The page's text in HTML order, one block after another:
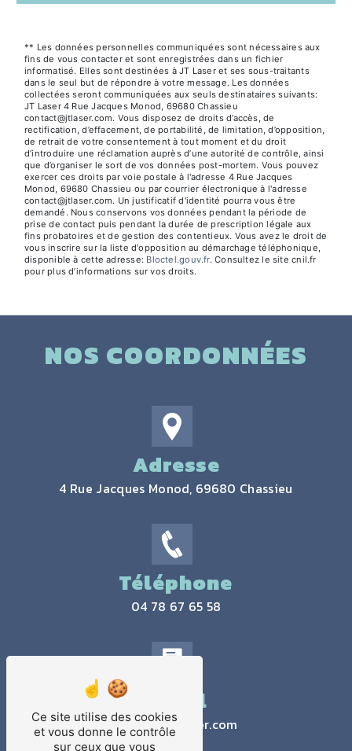
** Les données personnelles communiquées sont nécessaires aux
fins de vous contacter et sont enregistrées dans un fichier
informatisé. Elles sont destinées à JT Laser et ses sous-traitants
dans le seul but de répondre à votre message. Les données
collectées seront communiquées aux seuls destinataires suivants:
JT Laser 4 Rue Jacques Monod, 69680 Chassieu
contact@jtlaser.com. Vous disposez de droits d’accès, de
rectification, d’effacement, de portabilité, de limitation, d’opposition,
de retrait de votre consentement à tout moment et du droit
d’introduire une réclamation auprès d’une autorité de contrôle, ainsi
que d’organiser le sort de vos données post-mortem. Vous pouvez
exercer ces droits par voie postale à l'adresse 4 Rue Jacques
Monod, 69680 Chassieu ou par courrier électronique à l'adresse
contact@jtlaser.com. Un justificatif d'identité pourra vous être
demandé. Nous conservons vos données pendant la période de
prise de contact puis pendant la durée de prescription légale aux
fins probatoires et de gestion des contentieux. Vous avez le droit de
vous inscrire sur la liste d'opposition au démarchage téléphonique,
disponible à cette adresse: Bloctel.gouv.fr. Consultez le site cnil.fr
pour plus d’informations sur vos droits.
NOS COORDONNÉES
Adresse
4 Rue Jacques Monod, 69680 Chassieu
Téléphone
04 78 67 65 58
Email
contact@jtlaser.com
Ce site utilise des cookies
et vous donne le contrôle
sur ceux que vous